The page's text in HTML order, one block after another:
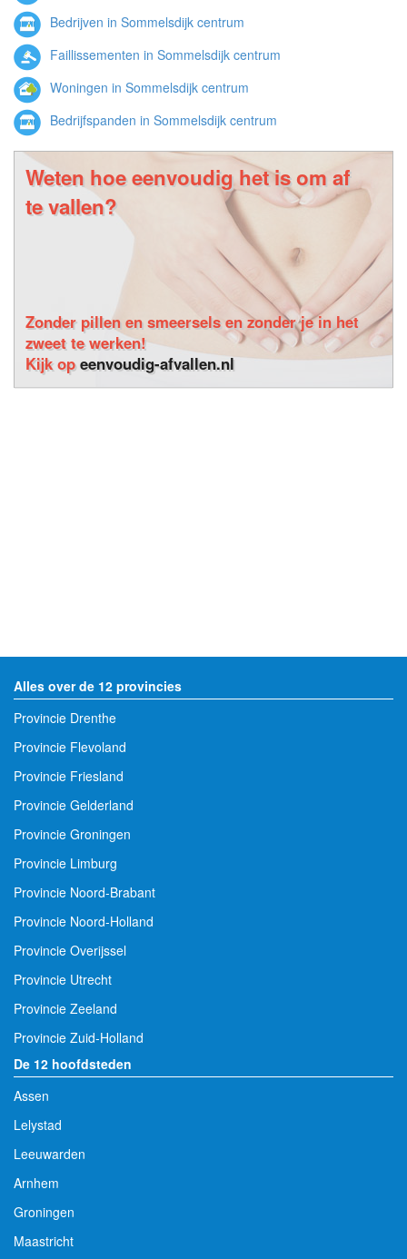
Bedrijven in Sommelsdijk centrum
Faillissementen in Sommelsdijk centrum
Woningen in Sommelsdijk centrum
Bedrijfspanden in Sommelsdijk centrum
Weten hoe eenvoudig het is om af
te vallen?
Zonder pillen en smeersels en zonder je in het
zweet te werken!
Kijk opeenvoudig-afvallen.nl
Alles over de 12 provincies
Provincie Drenthe
Provincie Flevoland
Provincie Friesland
Provincie Gelderland
Provincie Groningen
Provincie Limburg
Provincie Noord-Brabant
Provincie Noord-Holland
Provincie Overijssel
Provincie Utrecht
Provincie Zeeland
Provincie Zuid-Holland
De 12 hoofdsteden
Assen
Lelystad
Leeuwarden
Arnhem
Groningen
Maastricht